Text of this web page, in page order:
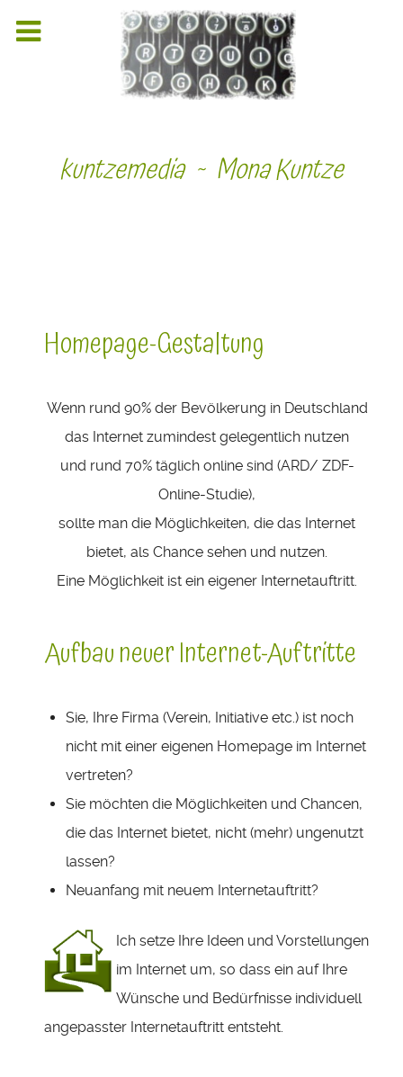
kuntzemedia ~ Mona Kuntze
Homepage-Gestaltung
Wenn rund 90% der Bevölkerung in Deutschland
das Internet zumindest gelegentlich nutzen
und rund 70% täglich online sind (ARD/ ZDF-
Online-Studie),
sollte man die Möglichkeiten, die das Internet
bietet, als Chance sehen und nutzen.
Eine Möglichkeit ist ein eigener Internetauftritt.
Aufbau neuer Internet-Auftritte
Sie, Ihre Firma (Verein, Initiative etc.) ist noch
nicht mit einer eigenen Homepage im Internet
vertreten?
Sie möchten die Möglichkeiten und Chancen,
die das Internet bietet, nicht (mehr) ungenutzt
lassen?
Neuanfang mit neuem Internetauftritt?
Ich setze Ihre Ideen und Vorstellungen
im Internet um, so dass ein auf Ihre
Wünsche und Bedürfnisse individuell
angepasster Internetauftritt entsteht.